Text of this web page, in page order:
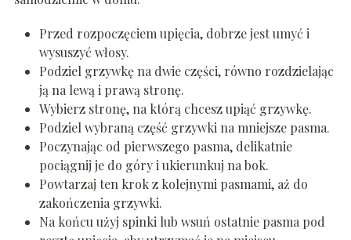
Przed rozpoczęciem upięcia, dobrze jest umyć i
wysuszyć włosy.
Podziel grzywkę na dwie części, równo rozdzielając
ją na lewą i prawą stronę.
Wybierz stronę, na którą chcesz upiąć grzywkę.
Podziel wybraną część grzywki na mniejsze pasma.
Poczynając od pierwszego pasma, delikatnie
pociągnij je do góry i ukierunkuj na bok.
Powtarzaj ten krok z kolejnymi pasmami, aż do
zakończenia grzywki.
Na końcu użyj spinki lub wsuń ostatnie pasma pod